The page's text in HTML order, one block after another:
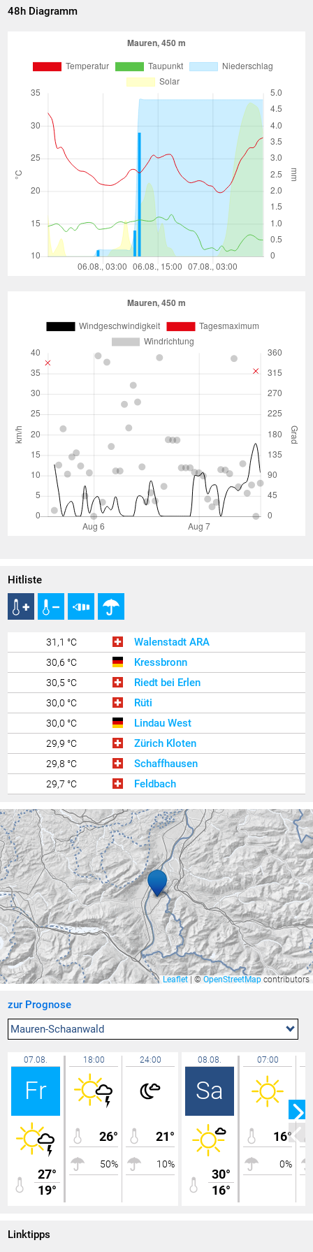
Monat min.
-- °C
Jahr max.
Jahr min.
48h Diagramm
Hitliste
31,1 °C Walenstadt ARA
30,6 °C Kressbronn
30,5 °C Riedt bei Erlen
30,0 °C Rüti
30,0 °C Lindau West
29,9 °C Zürich Kloten
29,8 °C Schaffhausen
29,7 °C Feldbach
29,6 °C Feldkirch Nofels 2
29,6 °C Götzis - Unteres Kirla
29,5 °C Widnau
29,4 °C Lütschbach
29,4 °C Bassersdorf
29,4 °C Lochau Süd Berg
29,4 °C Zürich / Affoltern
29,4 °C Feldkirch Nofels Bittweg
29,4 °C Lochau Zentrum
29,3 °C
29,3 °C
29,3 °C Ravensburg - Weißenau
29,3 °C Lauterach
29,2 °C Amriswil
29,2 °C Balzers Oksaboda
29,2 °C Uttwil
29,1 °C Feldkirch Nofels Nord
Leaflet © OpenStreetMap contributors
zur Prognose
Mauren-Schaanwald
07.08.
Fr
27°
19°
18:00
26°
50%
24:00
21°
10%
08.08.
Sa
30°
16°
07:00
16°
0%
Linktipps